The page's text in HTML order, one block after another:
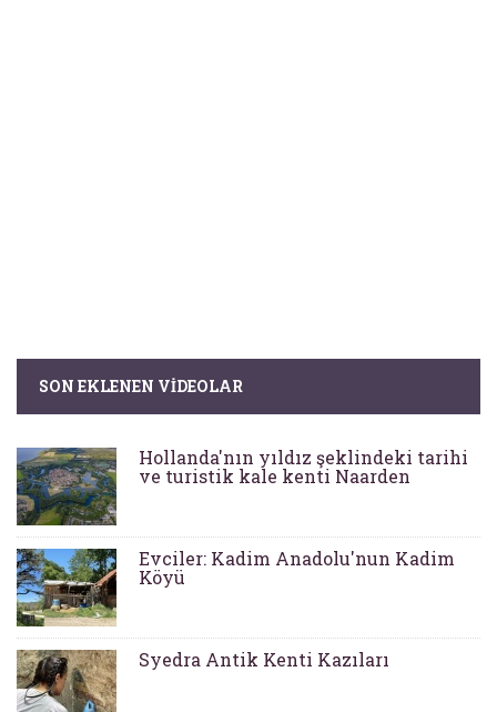
SON EKLENEN VIDEOLAR
Hollanda'nın yıldız şeklindeki tarihi
ve turistik kale kenti Naarden
Evciler: Kadim Anadolu'nun Kadim
Köyü
Syedra Antik Kenti Kazıları